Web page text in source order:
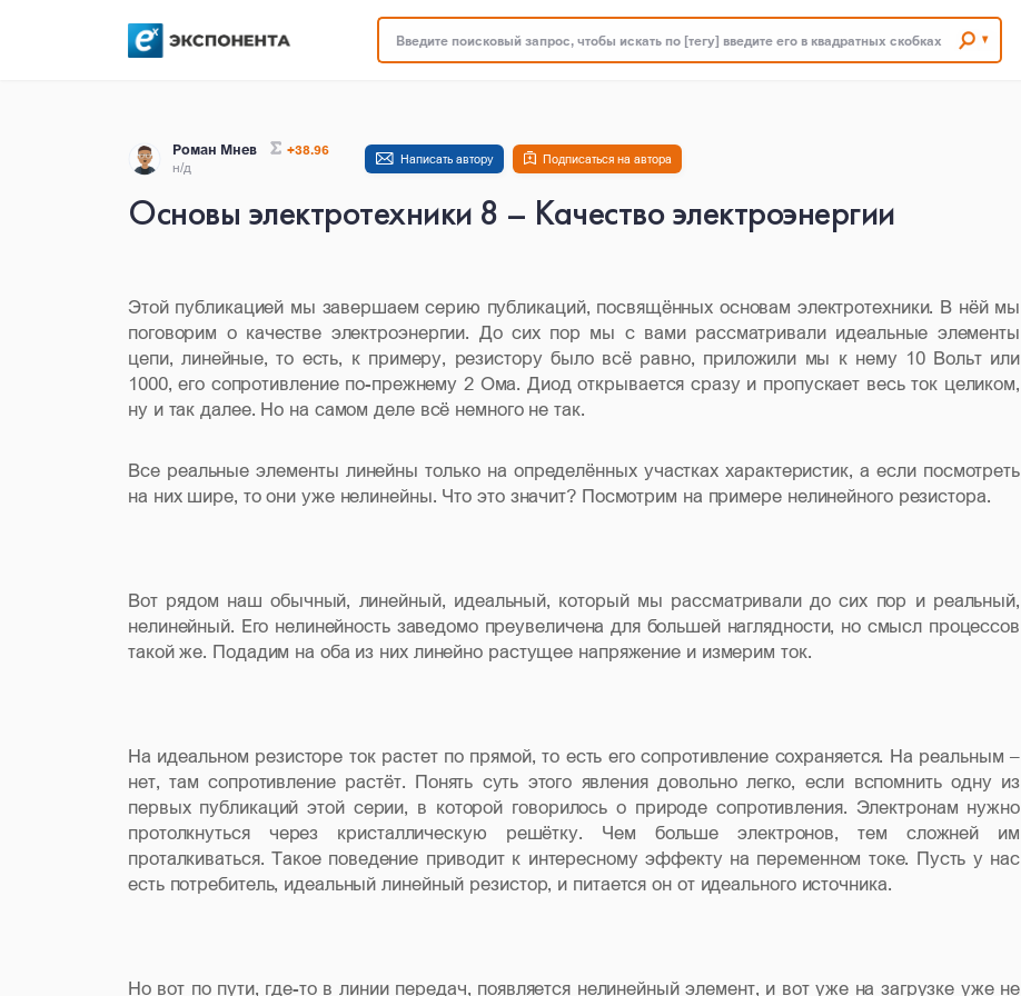
Введите поисковый запрос, чтобы искать по [тегу] введите его в квадратных скобках
Роман Мнев
+38.96
н/д
Написать автору Подписаться на автора
Основы электротехники 8 – Качество электроэнергии
Этой публикацией мы завершаем серию публикаций, посвящённых основам электротехники. В нёй мы
поговорим о качестве электроэнергии. До сих пор мы с вами рассматривали идеальные элементы
цепи, линейные, то есть, к примеру, резистору было всё равно, приложили мы к нему 10 Вольт или
1000, его сопротивление по-прежнему 2 Ома. Диод открывается сразу и пропускает весь ток целиком,
ну и так далее. Но на самом деле всё немного не так.
Все реальные элементы линейны только на определённых участках характеристик, а если посмотреть
на них шире, то они уже нелинейны. Что это значит? Посмотрим на примере нелинейного резистора.
Вот рядом наш обычный, линейный, идеальный, который мы рассматривали до сих пор и реальный,
нелинейный. Его нелинейность заведомо преувеличена для большей наглядности, но смысл процессов
такой же. Подадим на оба из них линейно растущее напряжение и измерим ток.
На идеальном резисторе ток растет по прямой, то есть его сопротивление сохраняется. На реальным –
нет, там сопротивление растёт. Понять суть этого явления довольно легко, если вспомнить одну из
первых публикаций этой серии, в которой говорилось о природе сопротивления. Электронам нужно
протолкнуться через кристаллическую решётку. Чем больше электронов, тем сложней им
проталкиваться. Такое поведение приводит к интересному эффекту на переменном токе. Пусть у нас
есть потребитель, идеальный линейный резистор, и питается он от идеального источника.
Но вот по пути, где-то в линии передач, появляется нелинейный элемент, и вот уже на загрузке уже не